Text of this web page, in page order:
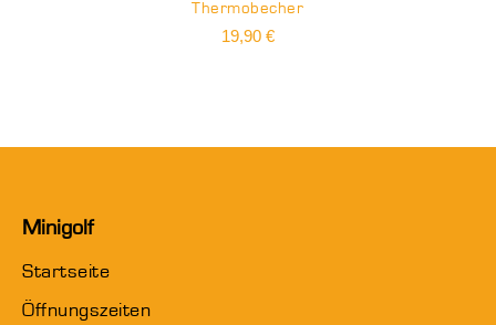
Thermobecher
19,90 €
Minigolf
Startseite
Öffnungszeiten